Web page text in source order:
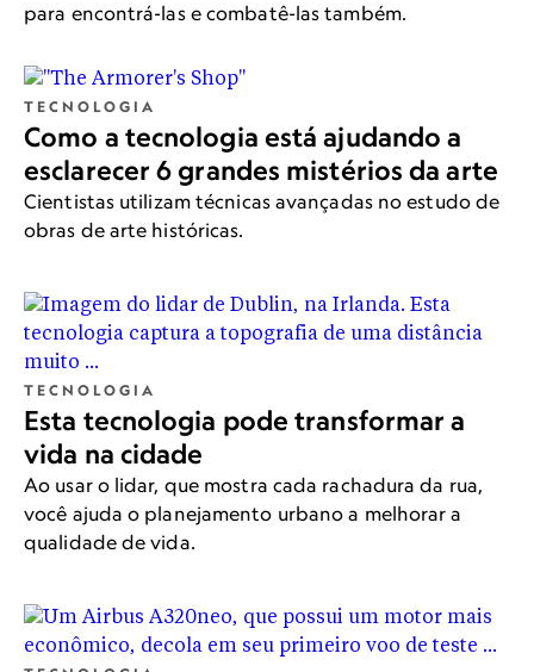
para encontrá-las e combatê-las também.
TECNOLOGIA
Como a tecnologia está ajudando a
esclarecer 6 grandes mistérios da arte
Cientistas utilizam técnicas avançadas no estudo de
obras de arte históricas.
TECNOLOGIA
Esta tecnologia pode transformar a
vida na cidade
Ao usar o lidar, que mostra cada rachadura da rua,
você ajuda o planejamento urbano a melhorar a
qualidade de vida.